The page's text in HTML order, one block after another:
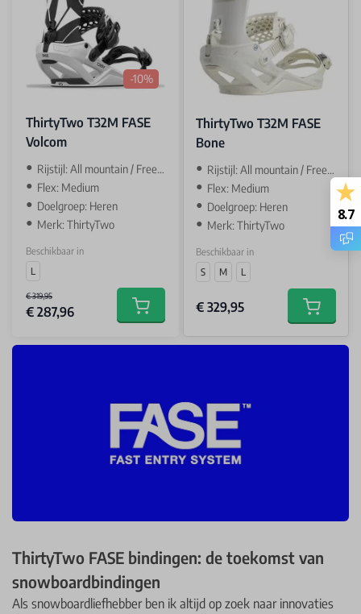
-10%
ThirtyTwo T32M FASE
Volcom
Rijstijl: All mountain / Freeride
Flex: Medium
Doelgroep: Heren
Merk: ThirtyTwo
Beschikbaar in
L
€ 319,95
€ 287,96 Add to cart
ThirtyTwo T32M FASE
Bone
Rijstijl: All mountain / Freeride
Flex: Medium
Doelgroep: Heren
Merk: ThirtyTwo
Beschikbaar in
S
M L
€ 329,95 Add to
ThirtyTwo FASE bindingen: de toekomst van
snowboardbindingen
Als snowboardliefhebber ben ik altijd op zoek naar innovaties
8.7